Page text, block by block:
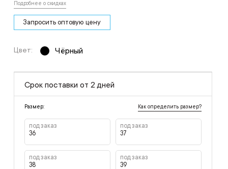
Подробнее о скидках
Запросить оптовую цену
Цвет: Чёрный
Срок поставки от 2 дней
Размер: Как определить размер?
под заказ
36
под заказ
37
под заказ
38
под заказ
39